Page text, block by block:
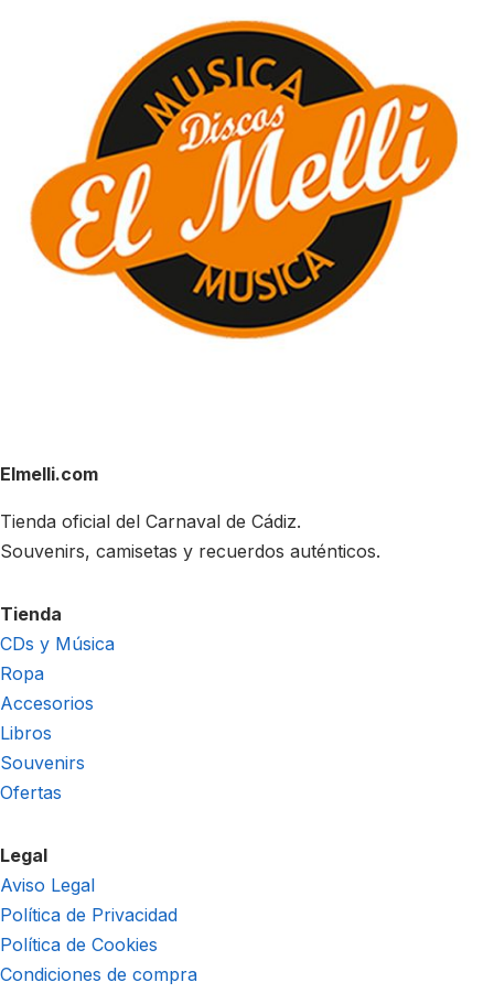
Elmelli.com
Tienda oficial del Carnaval de Cádiz.
Souvenirs, camisetas y recuerdos auténticos.
Tienda
CDs y Música
Ropa
Accesorios
Libros
Souvenirs
Ofertas
Legal
Aviso Legal
Política de Privacidad
Política de Cookies
Condiciones de compra